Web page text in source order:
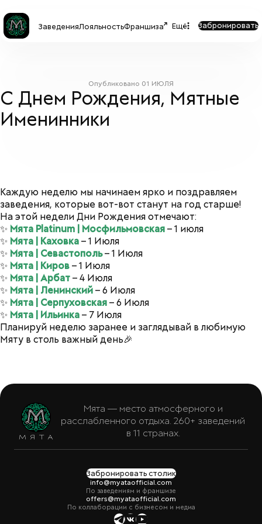
ЗаведенияЛояльностьФраншиза Ещё Забронировать
Опубликовано 01 ИЮЛЯ
С Днем Рождения, Мятные
Именинники
Каждую неделю мы начинаем ярко и поздравляем
заведения, которые вот-вот станут на год старше!
На этой недели Дни Рождения отмечают:
✨ Мята Platinum | Мосфильмовская– 1 июля
✨ Мята | Каховка– 1 Июля
✨ Мята | Севастополь– 1 Июля
✨ Мята | Киров– 1 Июля
✨ Мята | Арбат– 4 Июля
✨ Мята | Ленинский– 6 Июля
✨ Мята | Серпуховская– 6 Июля
✨ Мята | Ильинка– 7 Июля
Планируй неделю заранее и заглядывай в любимую
Мяту в столь важный день🎉
Мята — место атмосферного и
расслабленного отдыха. 260+ заведений
в 11 странах.
Забронировать столик
info@myataofficial.com
По заведениям и франшизе
offers@myataofficial.com
По коллаборации с бизнесом и медиа